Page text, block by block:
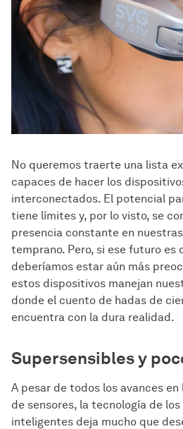
No queremos traerte una lista
capaces de hacer los
interconectados. El potencial
tiene límites y, por lo visto, se
presencia constante en
temprano. Pero, si ese futuro es
deberíamos estar aún más
estos dispositivos manejan
donde el cuento de hadas de
encuentra con la dura realidad.
Supersensibles y
A pesar de todos los avances
de sensores, la tecnología de
inteligentes deja mucho que